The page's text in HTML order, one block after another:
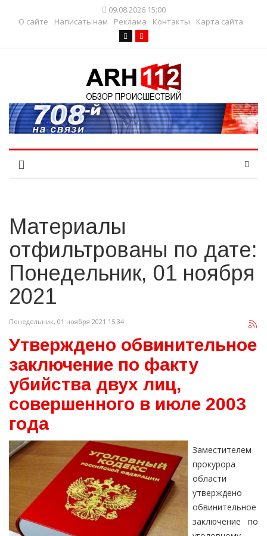
09.08.2026 15:00
О сайте
Написать нам Реклама Контакты Карта сайта
Материалы
отфильтрованы по дате:
Понедельник, 01 ноября
2021
Понедельник, 01 ноября 2021 15:34
Утверждено обвинительное
заключение по факту
убийства двух лиц,
совершенного в июле 2003
года
Заместителем
прокурора
области
утверждено
обвинительное
заключение по